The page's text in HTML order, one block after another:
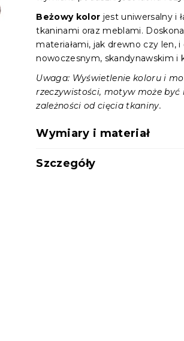
Beżowy kolor jest uniwersalny i
tkaninami oraz meblami.
materiałami, jak drewno czy len,
nowoczesnym, skandynawskim i
Uwaga: Wyświetlenie koloru i
rzeczywistości, motyw może być
zależności od cięcia tkaniny.
Wymiary i materiał
Szczegóły